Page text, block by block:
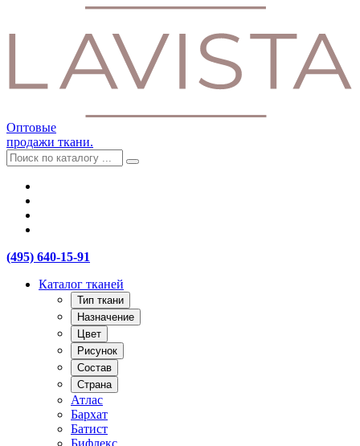
Оптовые
продажи ткани.
(495) 640-15-91
Каталог тканей
Тип ткани
Назначение
Цвет
Рисунок
Состав
Страна
Атлас
Бархат
Батист
Бифлекс